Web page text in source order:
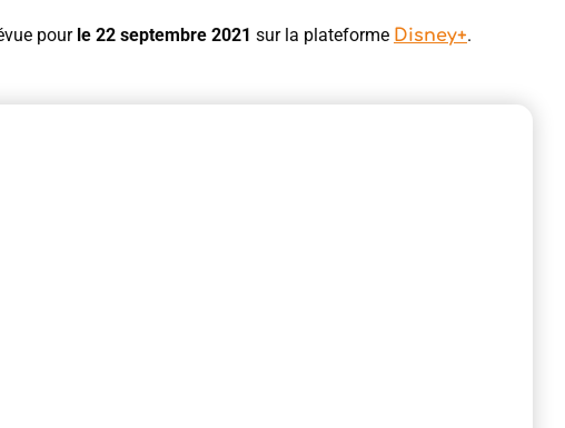
pour le 22 septembre 2021 sur la plateforme Disney+.